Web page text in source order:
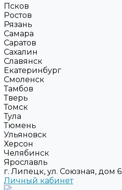
Псков
Ростов
Рязань
Самара
Саратов
Сахалин
Славянск
Екатеринбург
Смоленск
Тамбов
Тверь
Томск
Тула
Тюмень
Ульяновск
Херсон
Челябинск
Ярославль
г. Липецк, ул. Союзная, дом 6
Личный кабинет